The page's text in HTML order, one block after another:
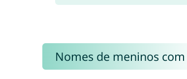
Nomes de meninos com